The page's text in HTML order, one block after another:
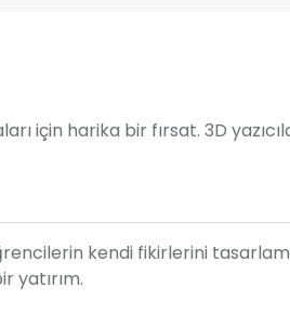
için harika bir fırsat. 3D
kendi fikirlerini
yatırım.